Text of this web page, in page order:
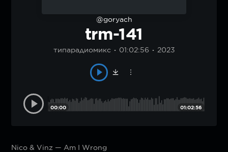
@goryach
trm-141
типарадиомикс 01:02:56 2023
00:00 01:02:56
Nico & Vinz — Am I Wrong